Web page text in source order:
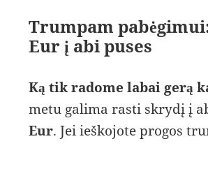
Trumpam
Eur į abi puses
Ką tik radome labai gerą
metu galima rasti skrydį į
Eur. Jei ieškojote progos